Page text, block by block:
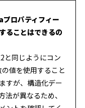
ロパティフィー
ることはできるの
と同じようにコン
値を使用すること
すが、構造化デー
が異なるため、